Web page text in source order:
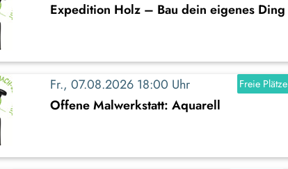
Expedition Holz – Bau dein eigenes Ding
Fr., 07.08.2026 18:00 Uhr Freie Plätze
Offene Malwerkstatt: Aquarell